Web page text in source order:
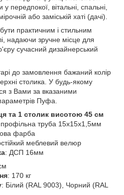
передпокої, вітальні, спальні,
або заміській хаті (дачі).
практичним і стильним
надаючи зручне місце для
сучасний дизайнерський
до замовлення бажаний колір
столика. У будь-якому
з Вами за вказаними
Пуфа.
та 1 столик висотою 45 см
труба 15х15х1,5мм
фарба
меблевий велюр
: ДСП 16мм
: 170 кг
: Білий (RAL 9003), Чорний (RAL